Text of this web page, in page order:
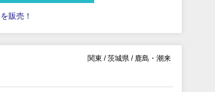
販売！
関東 / 茨城県 / 鹿島・潮来